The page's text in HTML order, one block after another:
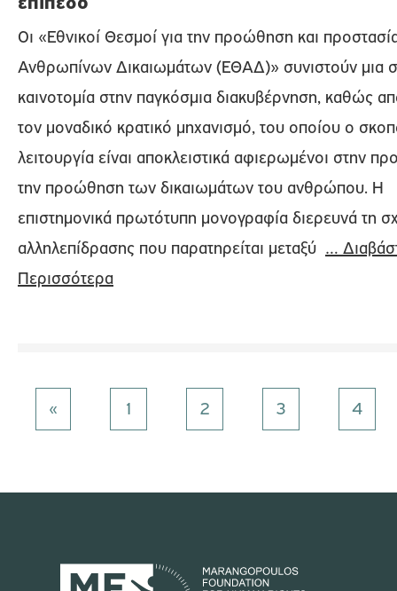
Οι «Εθνικοί Θεσμοί για την προώθηση και
Ανθρωπίνων Δικαιωμάτων (ΕΘΑΔ)» συνιστούν μια
καινοτομία στην παγκόσμια διακυβέρνηση, καθώς
τον μοναδικό κρατικό μηχανισμό, του οποίου ο
λειτουργία είναι αποκλειστικά αφιερωμένοι στην
την προώθηση των δικαιωμάτων του ανθρώπου. Η
επιστημονικά πρωτότυπη μονογραφία διερευνά τη
αλληλεπίδρασης που παρατηρείται μεταξύ …
Περισσότερα
« 1 2 3 4